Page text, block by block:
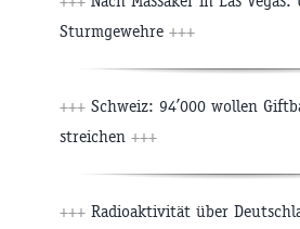
Sturmgewehre +++
+++ Schweiz: 94’000 wollen
streichen +++
+++ Radioaktivität über